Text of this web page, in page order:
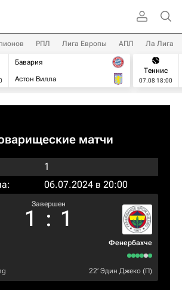
РПЛ Лига Европы АПЛ Ла Лига
Бавария
Астон Вилла
Теннис
07.08 18:00
матчи
1
06.07.2024 в 20:00
Завершен
1 : 1
Фенербахче
22‎’‎ Эдин Джеко (П)